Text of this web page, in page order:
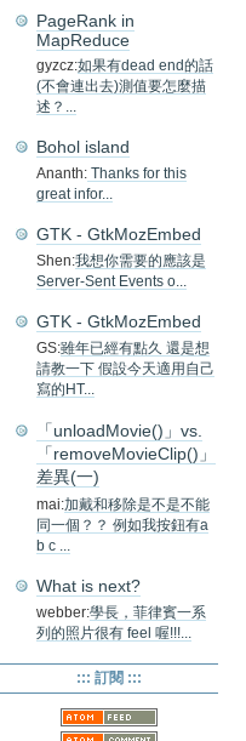
PageRank in
MapReduce
gyzcz:如果有dead end的話
(不會連出去)測值要怎麼描
述？...
Bohol island
Ananth: Thanks for this
great infor...
GTK - GtkMozEmbed
Shen:我想你需要的應該是
Server-Sent Events o...
GTK - GtkMozEmbed
GS:雖年已經有點久 還是想
請教一下 假設今天適用自己
寫的HT...
「unloadMovie()」vs.
「removeMovieClip()」
差異(一)
mai:加戴和移除是不是不能
同一個？？ 例如我按鈕有a
b c ...
What is next?
webber:學長，菲律賓一系
列的照片很有 feel 喔!!!...
::: 訂閱 :::